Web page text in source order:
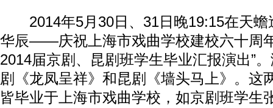
2014年5月30日、31日晚19:15在天蟾
华辰——庆祝上海市戏曲学校建校六十周
2014届京剧、昆剧班学生毕业汇报演出”
剧《龙凤呈祥》和昆剧《墙头马上》。这
皆毕业于上海市戏曲学校，如京剧班学生